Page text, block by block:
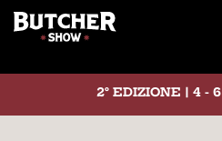
2° EDIZIONE | 4 -